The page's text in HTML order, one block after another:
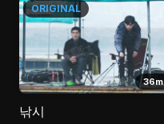
36m
ORIGINAL
낚시